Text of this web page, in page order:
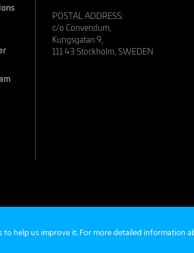
POSTAL ADDRESS:
c/o Convendum,
Kungsgatan 9,
111 43 Stockholm, SWEDEN
help us improve it. For more detailed information